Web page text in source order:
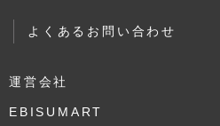
よくあるお問い合わせ
運営会社
EBISUMART